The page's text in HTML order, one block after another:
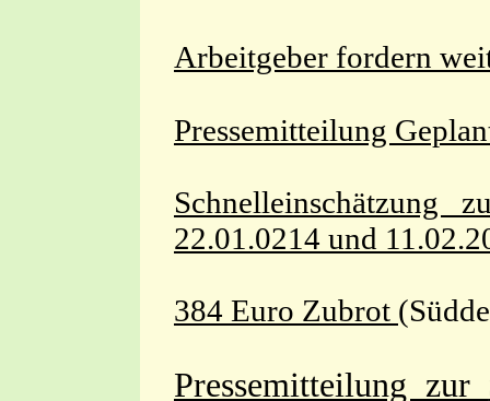
Arbeitgeber fordern
Pressemitteilung
Schnelleinschätzung
22.01.0214 und
384 Euro Zubrot
Pressemitteilung zur